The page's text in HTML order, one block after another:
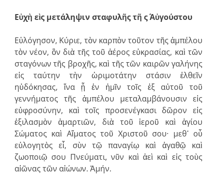
Εὐχὴ εὶς μετάληψιν σταφυλῆς τῆ ς΄ Αὐγούστου
Εὐλόγησον, Κύριε, τὸν καρπὸν τοῦτον τῆς ἀμπέλου
τὸν νέον, ὃν διὰ τῆς τοῦ ἀέρος εὐκρασίας, καὶ τῶν
σταγόνων τῆς βροχῆς, καὶ τῆς τῶν καιρῶν γαλήνης
εἰς ταύτην τὴν ὡριμοτάτην στάσιν ἐλθεῖν
ηὐδόκησας, ἵνα ᾖ ἐν ἡμῖν τοῖς ἐξ αὐτοῦ τοῦ
γεννήματος τῆς ἀμπέλου μεταλαμβάνουσιν εἰς
εὐφροσύνην, καὶ τοῖς προσενέγκασι δῶρον εἰς
ἐξιλασμὸν ἁμαρτιῶν, διὰ τοῦ ἱεροῦ καὶ ἁγίου
Σώματος καὶ Αἵματος τοῦ Χριστοῦ σου· μεθ᾿ οὗ
εὐλογητὸς εἶ, σὺν τῷ παναγίῳ καὶ ἀγαθῷ καὶ
ζωοποιῷ σου Πνεύματι, νῦν καὶ ἀεὶ καὶ εἰς τοὺς
αἰῶνας τῶν αἰώνων. Ἀμήν.